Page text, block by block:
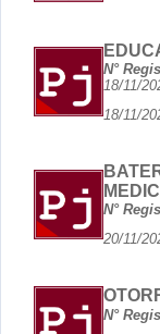
N°
18/
18/
N°
20/11/
N°